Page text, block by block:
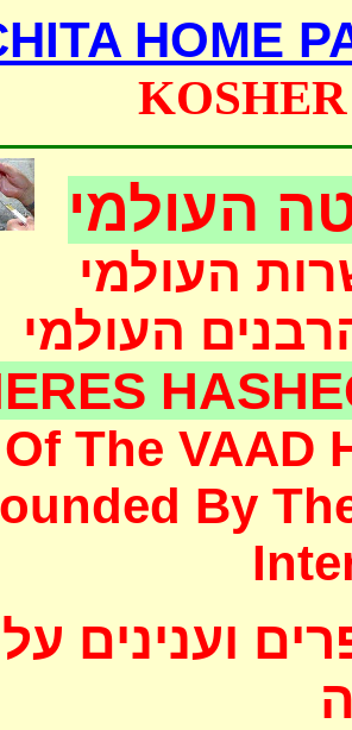
HOME
העולמי
העולמי
העולמי
The VAAD
ounded By
וענינים על